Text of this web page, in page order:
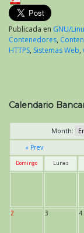
Publicada en GNU/
Contenedores,
HTTPS, Sistemas Web,
Calendario
Month:
« Prev
Domingo Lunes
2 3 4